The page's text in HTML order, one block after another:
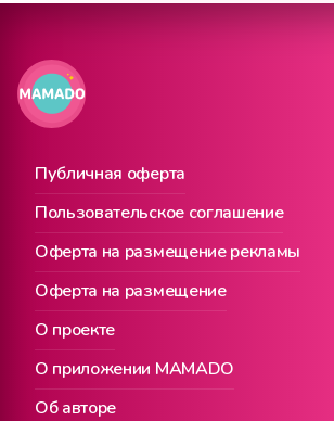
Публичная оферта
О проекте
Пользовательское соглашение
О приложении MAMADO
Оферта на размещение рекламы
Об авторе
Оферта на размещение